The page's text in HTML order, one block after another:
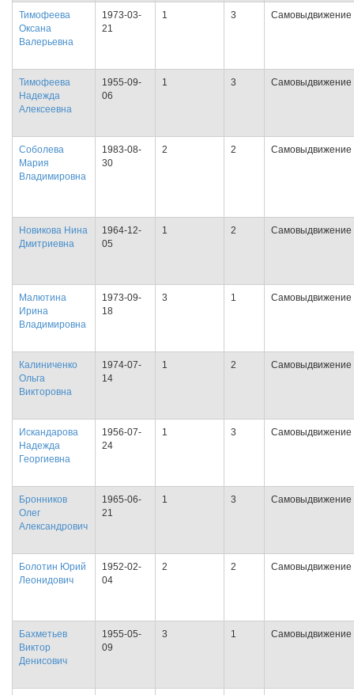
Тимофеева
Оксана
Валерьевна
1973-03-
21
1 3 Самовыдвижение
Тимофеева
Надежда
Алексеевна
1955-09-
06
1 3 Самовыдвижение
Соболева
Мария
Владимировна
1983-08-
30
2 2 Самовыдвижение
Новикова Нина
Дмитриевна
1964-12-
05
1 2 Самовыдвижение
Малютина
Ирина
Владимировна
1973-09-
18
3 1 Самовыдвижение
Калиниченко
Ольга
Викторовна
1974-07-
14
1 2 Самовыдвижение
Искандарова
Надежда
Георгиевна
1956-07-
24
1 3 Самовыдвижение
Бронников
Олег
Александрович
1965-06-
21
1 3 Самовыдвижение
Болотин Юрий
Леонидович
1952-02-
04
2 2 Самовыдвижение
Бахметьев
Виктор
Денисович
1955-05-
09
3 1 Самовыдвижение